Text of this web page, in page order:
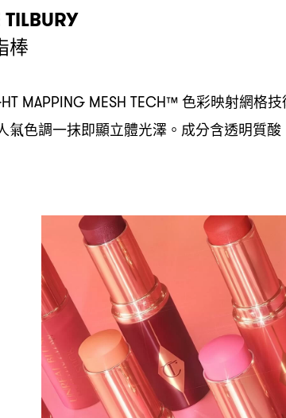
棒
MAPPING MESH TECH™ 色彩映射網格技
氣色調一抹即顯立體光澤。成分含透明質